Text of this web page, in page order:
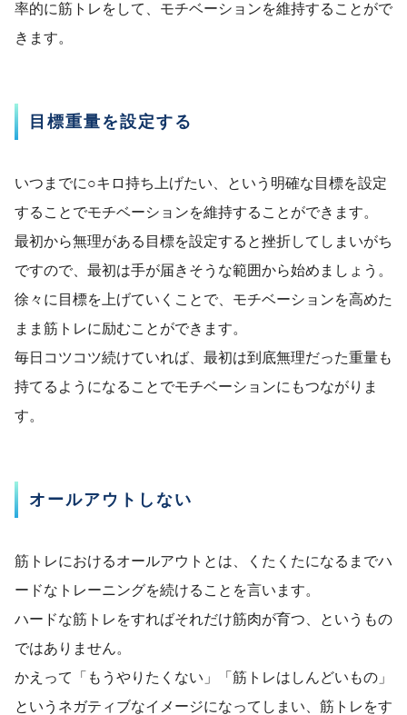
率的に筋トレをして、モチベーションを維持することがで
きます。
目標重量を設定する
いつまでに○キロ持ち上げたい、という明確な目標を設定
することでモチベーションを維持することができます。
最初から無理がある目標を設定すると挫折してしまいがち
ですので、最初は手が届きそうな範囲から始めましょう。
徐々に目標を上げていくことで、モチベーションを高めた
まま筋トレに励むことができます。
毎日コツコツ続けていれば、最初は到底無理だった重量も
持てるようになることでモチベーションにもつながりま
す。
オールアウトしない
筋トレにおけるオールアウトとは、くたくたになるまでハ
ードなトレーニングを続けることを言います。
ハードな筋トレをすればそれだけ筋肉が育つ、というもの
ではありません。
かえって「もうやりたくない」「筋トレはしんどいもの」
というネガティブなイメージになってしまい、筋トレをす